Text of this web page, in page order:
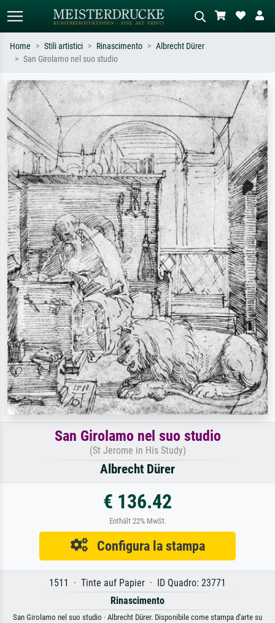
Cerca per artista, titolo o stile – es.
Monet, Notte stellata,
Impressionismo, onda di Hokusai,
nudo.
Descrivi la scena – es. prato verde,
astratto con molto rosso, dipinto a
olio scuro, nudo in piedi vicino a un
albero.
Home Stili artistici Rinascimento
Albrecht Dürer
San Girolamo nel suo studio
San Girolamo nel suo studio
(St Jerome in His Study)
Albrecht Dürer
€ 136.42
Enthält 22% MwSt.
Configura la stampa
1511 · Tinte auf Papier · ID Quadro: 23771
Rinascimento
San Girolamo nel suo studio · Albrecht Dürer. Disponibile come stampa d'arte su